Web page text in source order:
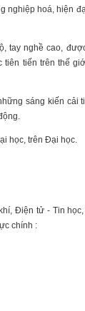
nghiệp hoá, hiện
tay nghề cao,
tiến trên thế
sáng kiến cải
học, trên Đại học.
Điện tử - Tin
chính :